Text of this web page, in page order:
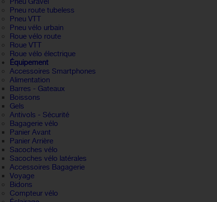
Pneu route tubeless
Pneu VTT
Pneu vélo urbain
Roue vélo route
Roue VTT
Roue vélo électrique
Équipement
Accessoires Smartphones
Alimentation
Barres - Gateaux
Boissons
Gels
Antivols - Sécurité
Bagagerie vélo
Panier Avant
Panier Arrière
Sacoches vélo
Sacoches vélo latérales
Accessoires Bagagerie
Voyage
Bidons
Compteur vélo